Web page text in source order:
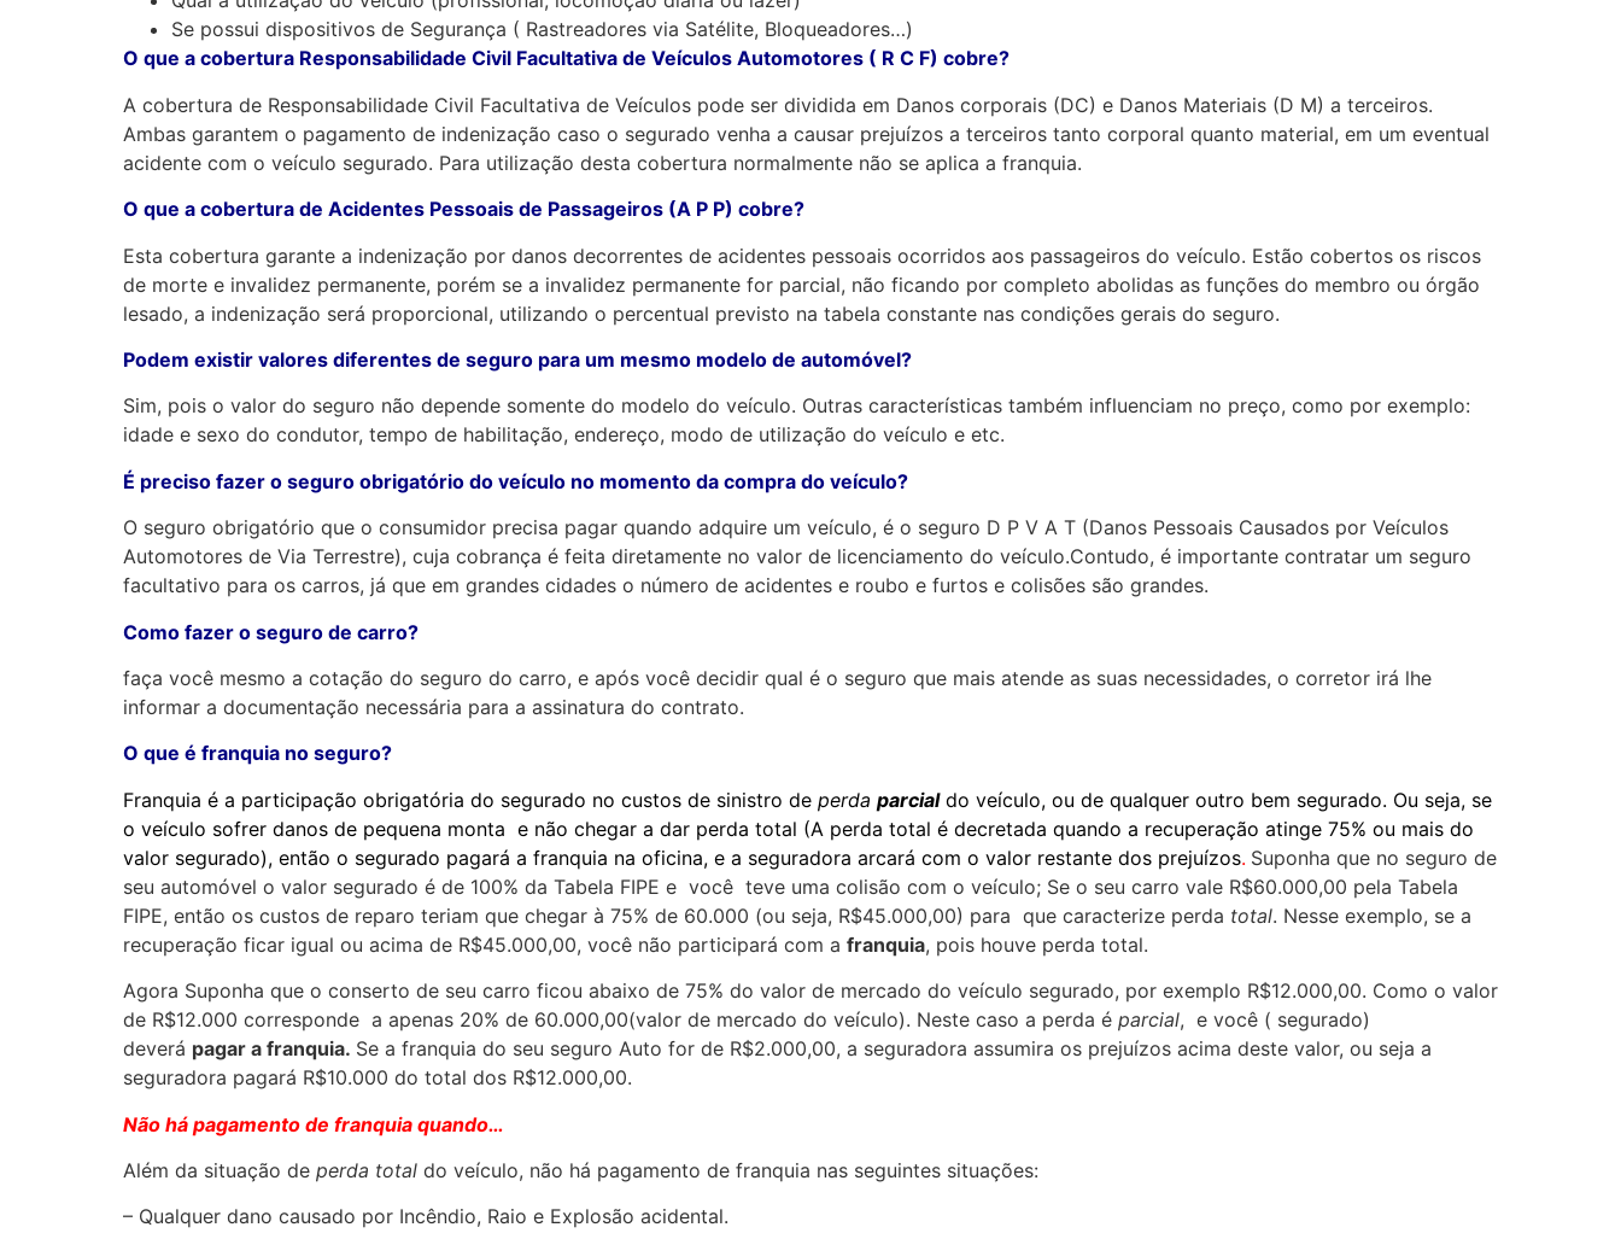
Se possui dispositivos de Segurança ( Rastreadores via Satélite, Bloqueadores…)
O que a cobertura Responsabilidade Civil Facultativa de Veículos Automotores ( R C F) cobre?
A cobertura de Responsabilidade Civil Facultativa de Veículos pode ser dividida em Danos corporais (DC) e Danos Materiais (D M) a terceiros.
Ambas garantem o pagamento de indenização caso o segurado venha a causar prejuízos a terceiros tanto corporal quanto material, em um eventual
acidente com o veículo segurado. Para utilização desta cobertura normalmente não se aplica a franquia.
O que a cobertura de Acidentes Pessoais de Passageiros (A P P) cobre?
Esta cobertura garante a indenização por danos decorrentes de acidentes pessoais ocorridos aos passageiros do veículo. Estão cobertos os riscos
de morte e invalidez permanente, porém se a invalidez permanente for parcial, não ficando por completo abolidas as funções do membro ou órgão
lesado, a indenização será proporcional, utilizando o percentual previsto na tabela constante nas condições gerais do seguro.
Podem existir valores diferentes de seguro para um mesmo modelo de automóvel?
Sim, pois o valor do seguro não depende somente do modelo do veículo. Outras características também influenciam no preço, como por exemplo:
idade e sexo do condutor, tempo de habilitação, endereço, modo de utilização do veículo e etc.
É preciso fazer o seguro obrigatório do veículo no momento da compra do veículo?
O seguro obrigatório que o consumidor precisa pagar quando adquire um veículo, é o seguro D P V A T (Danos Pessoais Causados por Veículos
Automotores de Via Terrestre), cuja cobrança é feita diretamente no valor de licenciamento do veículo.Contudo, é importante contratar um seguro
facultativo para os carros, já que em grandes cidades o número de acidentes e roubo e furtos e colisões são grandes.
Como fazer o seguro de carro?
faça você mesmo a cotação do seguro do carro, e após você decidir qual é o seguro que mais atende as suas necessidades, o corretor irá lhe
informar a documentação necessária para a assinatura do contrato.
O que é franquia no seguro?
Franquia é a participação obrigatória do segurado no custos de sinistro de perda parcialdo veículo, ou de qualquer outro bem segurado. Ou seja, se
o veículo sofrer danos de pequena monta e não chegar a dar perda total (A perda total é decretada quando a recuperação atinge 75% ou mais do
valor segurado), então o segurado pagará a franquia na oficina, e a seguradora arcará com o valor restante dos prejuízos. Suponha que no seguro de
seu automóvel o valor segurado é de 100% da Tabela FIPE e você teve uma colisão com o veículo; Se o seu carro vale R$60.000,00 pela Tabela
FIPE, então os custos de reparo teriam que chegar à 75% de 60.000 (ou seja, R$45.000,00) para que caracterize perda total. Nesse exemplo, se a
recuperação ficar igual ou acima de R$45.000,00, você não participará com a franquia, pois houve perda total.
Agora Suponha que o conserto de seu carro ficou abaixo de 75% do valor de mercado do veículo segurado, por exemplo R$12.000,00. Como o valor
de R$12.000 corresponde a apenas 20% de 60.000,00(valor de mercado do veículo). Neste caso a perda é parcial, e você ( segurado)
deverá pagar a franquia. Se a franquia do seu seguro Auto for de R$2.000,00, a seguradora assumira os prejuízos acima deste valor, ou seja a
seguradora pagará R$10.000 do total dos R$12.000,00.
Não há pagamento de franquia quando…
Além da situação de perda total do veículo, não há pagamento de franquia nas seguintes situações:
– Qualquer dano causado por Incêndio, Raio e Explosão acidental.